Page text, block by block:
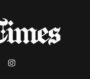
Instagram